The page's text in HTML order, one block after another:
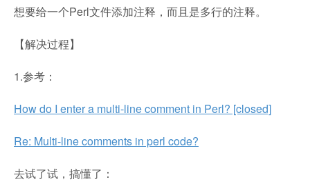
想要给一个Perl文件添加注释，而且是多行的注释。
【解决过程】
1.参考：
How do I enter a multi-line comment in Perl? [closed]
Re: Multi-line comments in perl code?
去试了试，搞懂了：